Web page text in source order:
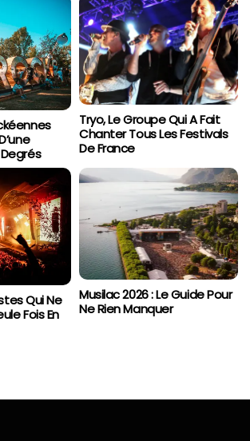
Tryo, Le Groupe Qui A Fait
Chanter Tous Les Festivals
De France
Qui Ne
Fois En
Musilac 2026 : Le Guide Pour
Ne Rien Manquer